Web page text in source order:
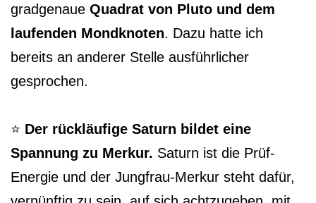
gradgenaue Quadrat von Pluto und dem
laufenden Mondknoten. Dazu hatte ich
bereits an anderer Stelle ausführlicher
gesprochen.
⭐️ Der rückläufige Saturn bildet eine
Spannung zu Merkur. Saturn ist die Prüf-
Energie und der Jungfrau-Merkur steht dafür,